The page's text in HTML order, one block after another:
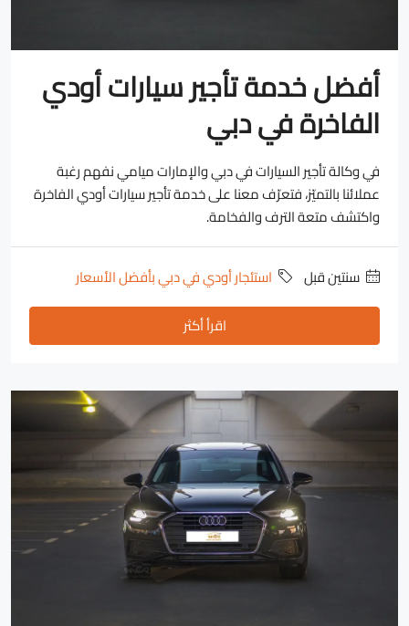
أفضل خدمة تأجير سيارات أودي
الفاخرة في دبي
في وكالة تأجير السيارات في دبي والإمارات ميامي نفهم رغبة
عملائنا بالتميّز، فتعرّف معنا على خدمة تأجير سيارات أودي الفاخرة
واكتشف متعة الترف والفخامة.
‏سنتين قبل
استئجار أودي في دبي بأفضل الأسعار
اقرأ أكثر